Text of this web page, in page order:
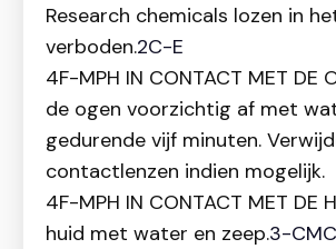
Research chemicals lozen in
verboden.2C-E
4F-MPH IN CONTACT MET DE
de ogen voorzichtig af met
gedurende vijf minuten.
contactlenzen indien mogelijk.
4F-MPH IN CONTACT MET DE
huid met water en zeep.3-